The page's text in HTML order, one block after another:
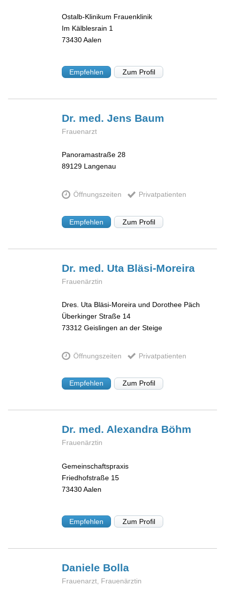
Ostalb-Klinikum Frauenklinik
Im Kälblesrain 1
73430Aalen
Empfehlen Zum Profil
Dr. med. Jens Baum
Frauenarzt
Panoramastraße 28
89129 Langenau
Öffnungszeiten Privatpatienten
Empfehlen Zum Profil
Dr. med. Uta Bläsi-Moreira
Frauenärztin
Dres. Uta Bläsi-Moreira und Dorothee Päch
Überkinger Straße 14
73312 Geislingen an der Steige
Öffnungszeiten Privatpatienten
Empfehlen Zum Profil
Dr. med. Alexandra Böhm
Frauenärztin
Gemeinschaftspraxis
Friedhofstraße 15
73430Aalen
Empfehlen Zum Profil
Daniele Bolla
Frauenarzt, Frauenärztin